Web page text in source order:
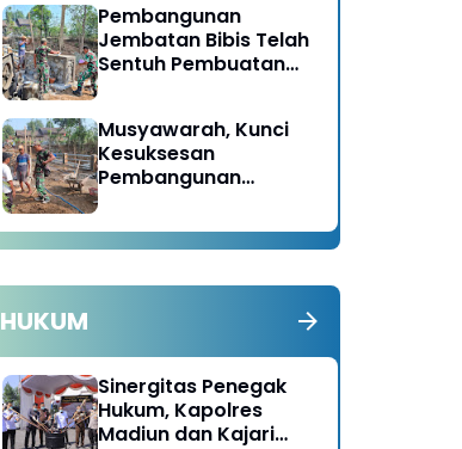
Pembangunan
Jembatan Bibis Telah
Sentuh Pembuatan
Musyawarah, Kunci
Kesuksesan
Pembangunan
Ke-129
HUKUM
Sinergitas Penegak
Hukum, Kapolres
Madiun dan Kajari